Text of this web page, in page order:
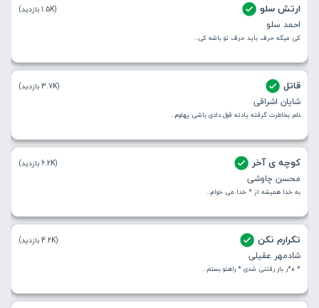
ارتش سلو
احمد سلو
کی میگه حرف باید حرف تو باشه کی...
(1.5K بازدید)
قاتل
شایان اشراقی
دلم بخاطرت گرفته یادته قول دادی باشی پهلوم...
(3.7K بازدید)
کوچه ی آخر
محسن چاوشی
به خدا همیشه از * خدا می خوام...
(6.2K بازدید)
تکرارم نکن
شادمهر عقیلی
* ه*ر بار رفتنی شدی * راهتو بستم...
(4.2K بازدید)